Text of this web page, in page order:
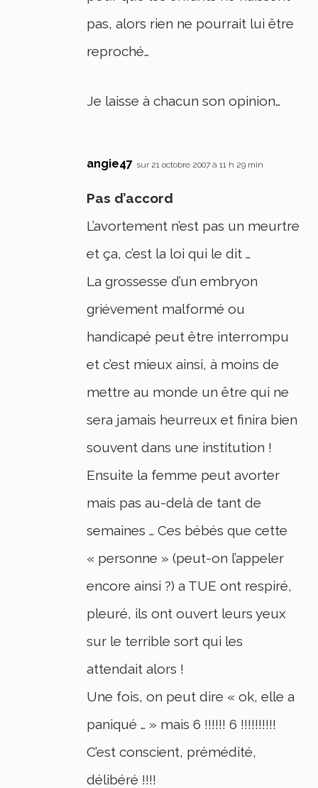
pas, alors rien ne pourrait lui être
reproché…
Je laisse à chacun son opinion…
angie47 sur 21 octobre 2007 à 11 h 29 min
Pas d’accord
L’avortement n’est pas un meurtre
et ça, c’est la loi qui le dit …
La grossesse d’un embryon
griévement malformé ou
handicapé peut être interrompu
et c’est mieux ainsi, à moins de
mettre au monde un être qui ne
sera jamais heurreux et finira bien
souvent dans une institution !
Ensuite la femme peut avorter
mais pas au-delà de tant de
semaines … Ces bébés que cette
« personne » (peut-on l’appeler
encore ainsi ?) a TUE ont respiré,
pleuré, ils ont ouvert leurs yeux
sur le terrible sort qui les
attendait alors !
Une fois, on peut dire « ok, elle a
paniqué … » mais 6 !!!!!! 6 !!!!!!!!!!
C’est conscient, prémédité,
délibéré !!!!